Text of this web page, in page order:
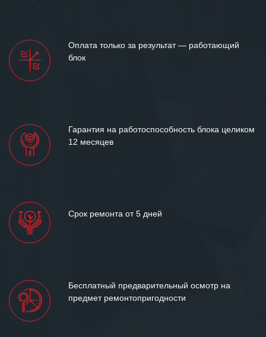
между нашими компаниями открытые
Оплата только за результат — работающий
блок
Гарантия на работоспособность блока целиком
12 месяцев
Срок ремонта от 5 дней
Бесплатный предварительный осмотр на
предмет ремонтопригодности